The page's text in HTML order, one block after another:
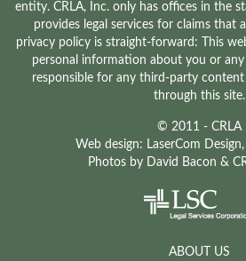
entity. CRLA, Inc. only has offices in the
provides legal services for claims that
privacy policy is straight-forward: This
personal information about you or any
responsible for any third-party content
through this site.
© 2011 - CRLA
Web design: LaserCom Design
Photos by David Bacon &
ABOUT US